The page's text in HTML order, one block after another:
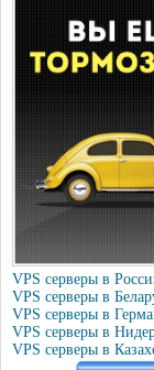
VPS серверы в
VPS серверы в
VPS серверы в
VPS серверы в
VPS серверы в